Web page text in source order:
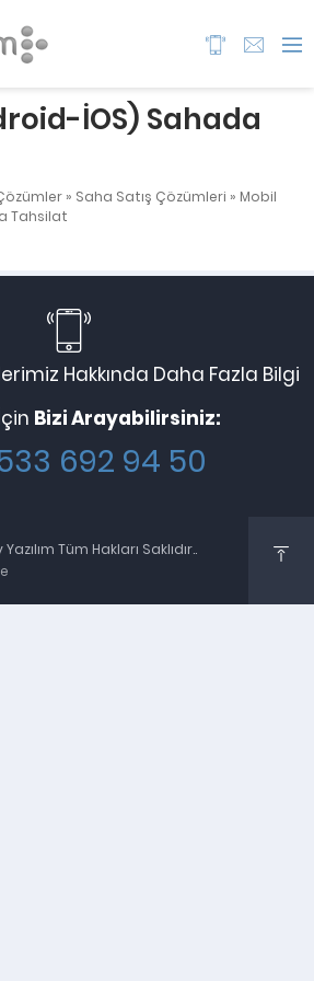
İOS) Sahada
» Saha Satış Çözümleri » Mobil
Tahsilat
Hakkında Daha Fazla Bilgi
Bizi Arayabilirsiniz:
692 94 50
Tüm Hakları Saklıdır..